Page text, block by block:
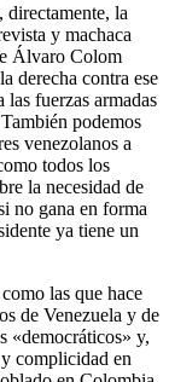
la
y machaca
Álvaro Colom
derecha contra ese
fuerzas armadas
podemos
venezolanos a
todos los
la necesidad de
no gana en forma
ya tiene un
las que hace
de Venezuela y de
«democráticos» y,
complicidad en